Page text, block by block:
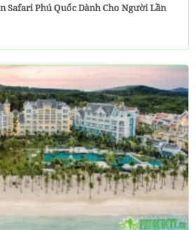
Safari Phú Quốc Dành Cho Người Lần